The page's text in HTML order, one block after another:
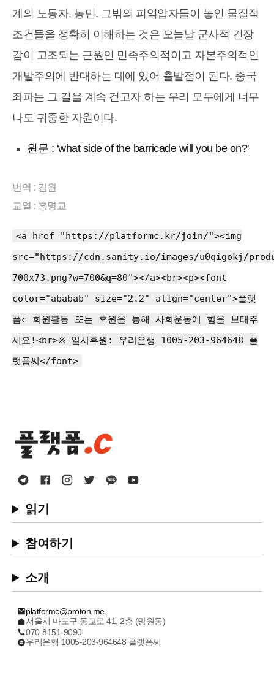
계의 노동자, 농민, 그밖의 피억압자들이 놓인 물질적
조건들을 정확히 이해하는 것은 오늘날 군사적 긴장
감이 고조되는 근원인 민족주의적이고 자본주의적인
개발주의에 반대하는 데에 있어 출발점이 된다. 중국
좌파는 그 길을 계속 걷고자 하는 우리 모두에게 너무
나도 귀중한 자원이다.
원문 : 'what side of the barricade will you be on?'
번역 : 김원
교열 : 홍명교
<a href="https://platformc.kr/join/"><img
src="https://cdn.sanity.io/images/u0qigokj/
700x73.png?w=700&q=80"></a><br><p><font
color="ababab" size="2.2" align="center">플랫
폼c 회원활동 또는 후원을 통해 사회운동에 힘을 보태주
세요!<br>※ 일시후원: 우리은행 1005-203-964648 플
랫폼씨</font>
읽기
참여하기
소개
platformc@proton.me
서울시 마포구 동교로 41, 2층 (망원동)
070-8151-9090
우리은행 1005-203-964648 플랫폼씨